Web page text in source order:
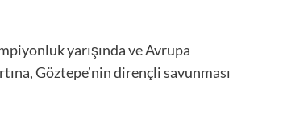
yarışında ve Avrupa
Göztepe’nin dirençli savunması